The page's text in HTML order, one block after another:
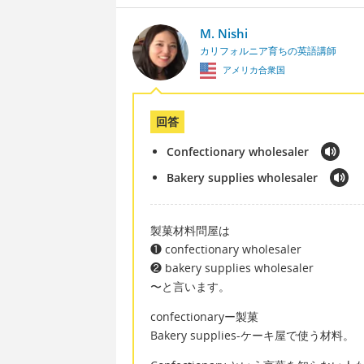
M. Nishi
カリフォルニア育ちの英語講師
アメリカ合衆国
回答
Confectionary wholesaler
Bakery supplies wholesaler
製菓材料問屋は
❶ confectionary wholesaler
❷ bakery supplies wholesaler
〜と言います。
confectionaryー製菓
Bakery supplies-ケーキ屋で使う材料。